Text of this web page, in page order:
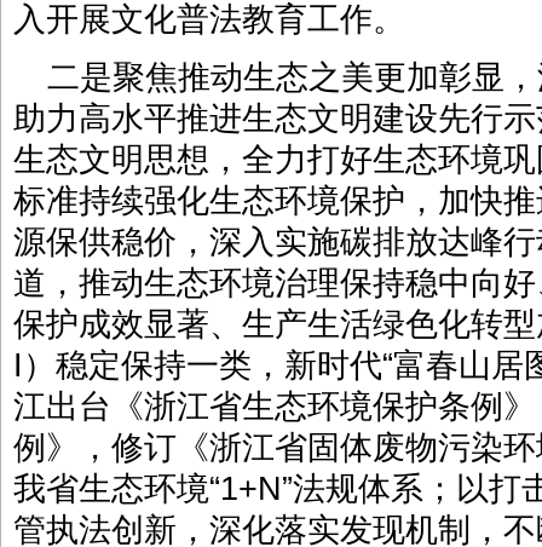
入开展文化普法教育工作。
二是聚焦推动生态之美更加彰显
助力高水平推进生态文明建设先行
生态文明思想，全力打好生态环境
标准持续强化生态环境保护，加快
源保供稳价，深入实施碳排放达峰
道，推动生态环境治理保持稳中向
保护成效显著、生产生活绿色化转
I）稳定保持一类，新时代“富春山居
江出台《浙江省生态环境保护条例
例》，修订《浙江省固体废物污染
我省生态环境“1+N”法规体系；以
管执法创新，深化落实发现机制，